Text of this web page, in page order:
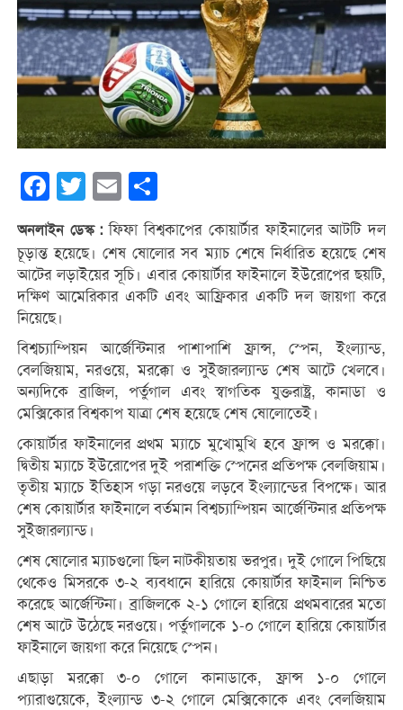
Facebook
Twitter Email
অনলাইন ডেস্ক :ফিফা বিশ্বকাপের কোয়ার্টার ফাইনালের আটটি দল
চূড়ান্ত হয়েছে। শেষ ষোলোর সব ম্যাচ শেষে নির্ধারিত হয়েছে শেষ
আটের লড়াইয়ের সূচি। এবার কোয়ার্টার ফাইনালে ইউরোপের ছয়টি,
দক্ষিণ আমেরিকার একটি এবং আফ্রিকার একটি দল জায়গা করে
নিয়েছে।
বিশ্বচ্যাম্পিয়ন আর্জেন্টিনার পাশাপাশি ফ্রান্স, স্পেন, ইংল্যান্ড,
বেলজিয়াম, নরওয়ে, মরক্কো ও সুইজারল্যান্ড শেষ আটে খেলবে।
অন্যদিকে ব্রাজিল, পর্তুগাল এবং স্বাগতিক যুক্তরাষ্ট্র, কানাডা ও
মেক্সিকোর বিশ্বকাপ যাত্রা শেষ হয়েছে শেষ ষোলোতেই।
কোয়ার্টার ফাইনালের প্রথম ম্যাচে মুখোমুখি হবে ফ্রান্স ও মরক্কো।
দ্বিতীয় ম্যাচে ইউরোপের দুই পরাশক্তি স্পেনের প্রতিপক্ষ বেলজিয়াম।
তৃতীয় ম্যাচে ইতিহাস গড়া নরওয়ে লড়বে ইংল্যান্ডের বিপক্ষে। আর
শেষ কোয়ার্টার ফাইনালে বর্তমান বিশ্বচ্যাম্পিয়ন আর্জেন্টিনার প্রতিপক্ষ
সুইজারল্যান্ড।
শেষ ষোলোর ম্যাচগুলো ছিল নাটকীয়তায় ভরপুর। দুই গোলে পিছিয়ে
থেকেও মিসরকে ৩-২ ব্যবধানে হারিয়ে কোয়ার্টার ফাইনাল নিশ্চিত
করেছে আর্জেন্টিনা। ব্রাজিলকে ২-১ গোলে হারিয়ে প্রথমবারের মতো
শেষ আটে উঠেছে নরওয়ে। পর্তুগালকে ১-০ গোলে হারিয়ে কোয়ার্টার
ফাইনালে জায়গা করে নিয়েছে স্পেন।
এছাড়া মরক্কো ৩-০ গোলে কানাডাকে, ফ্রান্স ১-০ গোলে
প্যারাগুয়েকে, ইংল্যান্ড ৩-২ গোলে মেক্সিকোকে এবং বেলজিয়াম